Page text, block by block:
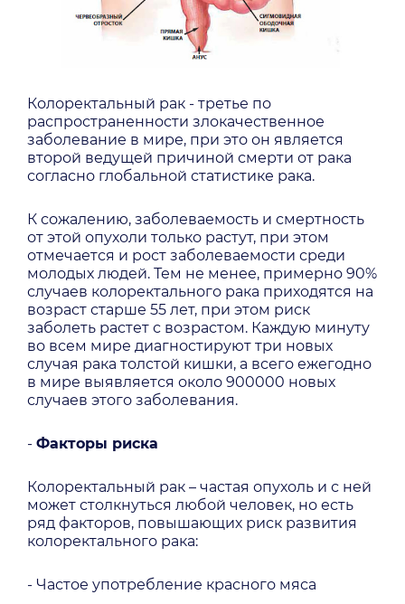
Колоректальный рак - третье по
распространенности злокачественное
заболевание в мире, при это он является
второй ведущей причиной смерти от рака
согласно глобальной статистике рака.
К сожалению, заболеваемость и смертность
от этой опухоли только растут, при этом
отмечается и рост заболеваемости среди
молодых людей. Тем не менее, примерно 90%
случаев колоректального рака приходятся на
возраст старше 55 лет, при этом риск
заболеть растет с возрастом. Каждую минуту
во всем мире диагностируют три новых
случая рака толстой кишки, а всего ежегодно
в мире выявляется около 900000 новых
случаев этого заболевания.
- Факторы риска
Колоректальный рак – частая опухоль и с ней
может столкнуться любой человек, но есть
ряд факторов, повышающих риск развития
колоректального рака:
- Частое употребление красного мяса